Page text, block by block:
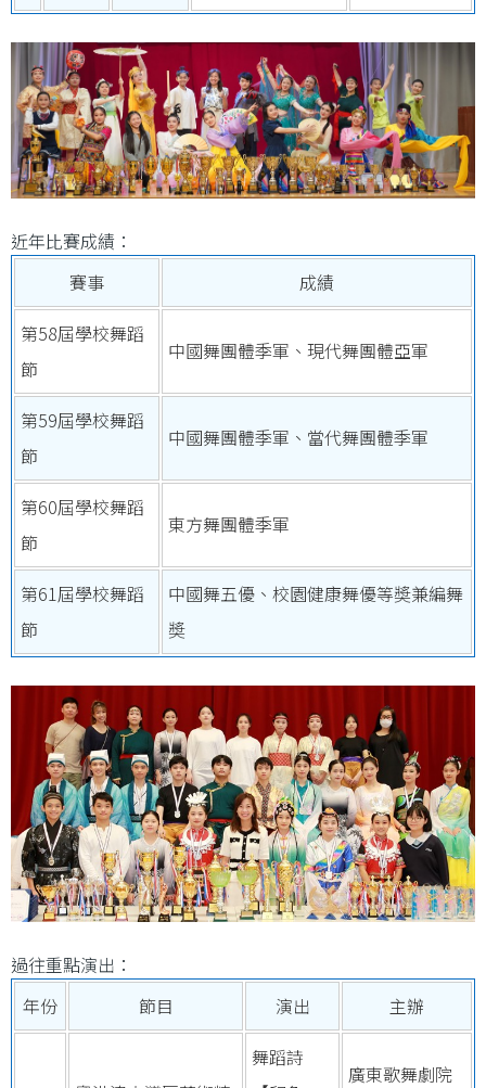
近年比賽成績：
賽事
成績
第58屆學校舞蹈
節
中國舞團體季軍、現代舞團體亞軍
第59屆學校舞蹈
節
中國舞團體季軍、當代舞團體季軍
第60屆學校舞蹈
節
東方舞團體季軍
第61屆學校舞蹈
節
中國舞五優、校園健康舞優等奬兼編舞
奬
過往重點演出：
年份
節目 演出 主辦
舞蹈詩
廣東歌舞劇院